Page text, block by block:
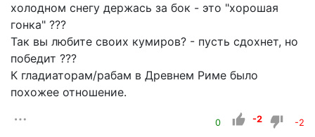
холодном снегу держась за бок - это "хорошая
гонка" ???
Так вы любите своих кумиров? - пусть сдохнет, но
победит ???
К гладиаторам/рабам в Древнем Риме было
похожее отношение.
0 -2 -2